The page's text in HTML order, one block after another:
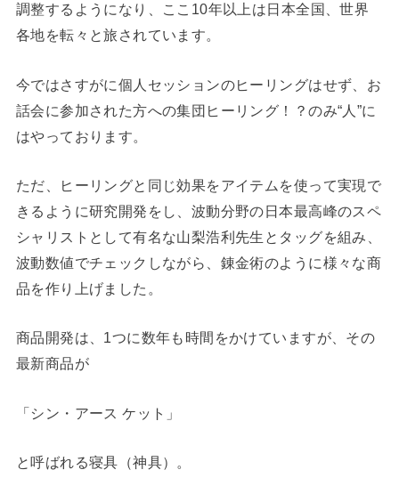
調整するようになり、ここ10年以上は日本全国、世界
各地を転々と旅されています。
今ではさすがに個人セッションのヒーリングはせず、お
話会に参加された方への集団ヒーリング！？のみ“人”に
はやっております。
ただ、ヒーリングと同じ効果をアイテムを使って実現で
きるように研究開発をし、波動分野の日本最高峰のスペ
シャリストとして有名な山梨浩利先生とタッグを組み、
波動数値でチェックしながら、錬金術のように様々な商
品を作り上げました。
商品開発は、1つに数年も時間をかけていますが、その
最新商品が
「シン・アース ケット」
と呼ばれる寝具（神具）。